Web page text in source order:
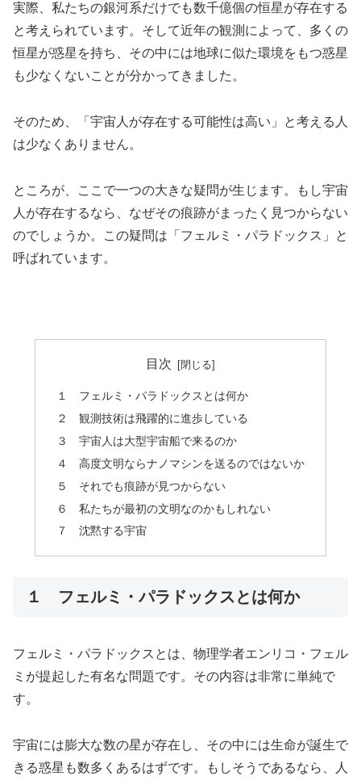
実際、私たちの銀河系だけでも数千億個の恒星が存在する
と考えられています。そして近年の観測によって、多くの
恒星が惑星を持ち、その中には地球に似た環境をもつ惑星
も少なくないことが分かってきました。
そのため、「宇宙人が存在する可能性は高い」と考える人
は少なくありません。
ところが、ここで一つの大きな疑問が生じます。もし宇宙
人が存在するなら、なぜその痕跡がまったく見つからない
のでしょうか。この疑問は「フェルミ・パラドックス」と
呼ばれています。
目次
１ フェルミ・パラドックスとは何か
２ 観測技術は飛躍的に進歩している
３ 宇宙人は大型宇宙船で来るのか
４ 高度文明ならナノマシンを送るのではないか
５ それでも痕跡が見つからない
６ 私たちが最初の文明なのかもしれない
７ 沈黙する宇宙
１ フェルミ・パラドックスとは何か
フェルミ・パラドックスとは、物理学者エンリコ・フェル
ミが提起した有名な問題です。その内容は非常に単純で
す。
宇宙には膨大な数の星が存在し、その中には生命が誕生で
きる惑星も数多くあるはずです。もしそうであるなら、人